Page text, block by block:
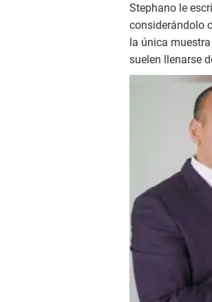
Stephano le
considerándolo
la única
suelen llenarse